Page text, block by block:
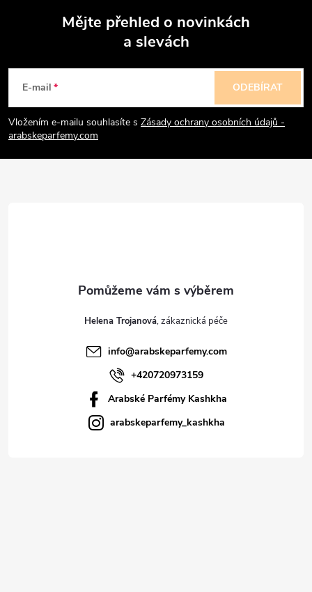
p
a
Mějte přehled o novinkách
a slevách
E-mail
Vložením e-mailu souhlasíte s Zásady ochrany osobních údajů -
arabskeparfemy.com
ODEBÍRAT
Helena Trojanová
info@arabskeparfemy.com
+420720973159
Arabské Parfémy Kashkha
arabskeparfemy_kashkha